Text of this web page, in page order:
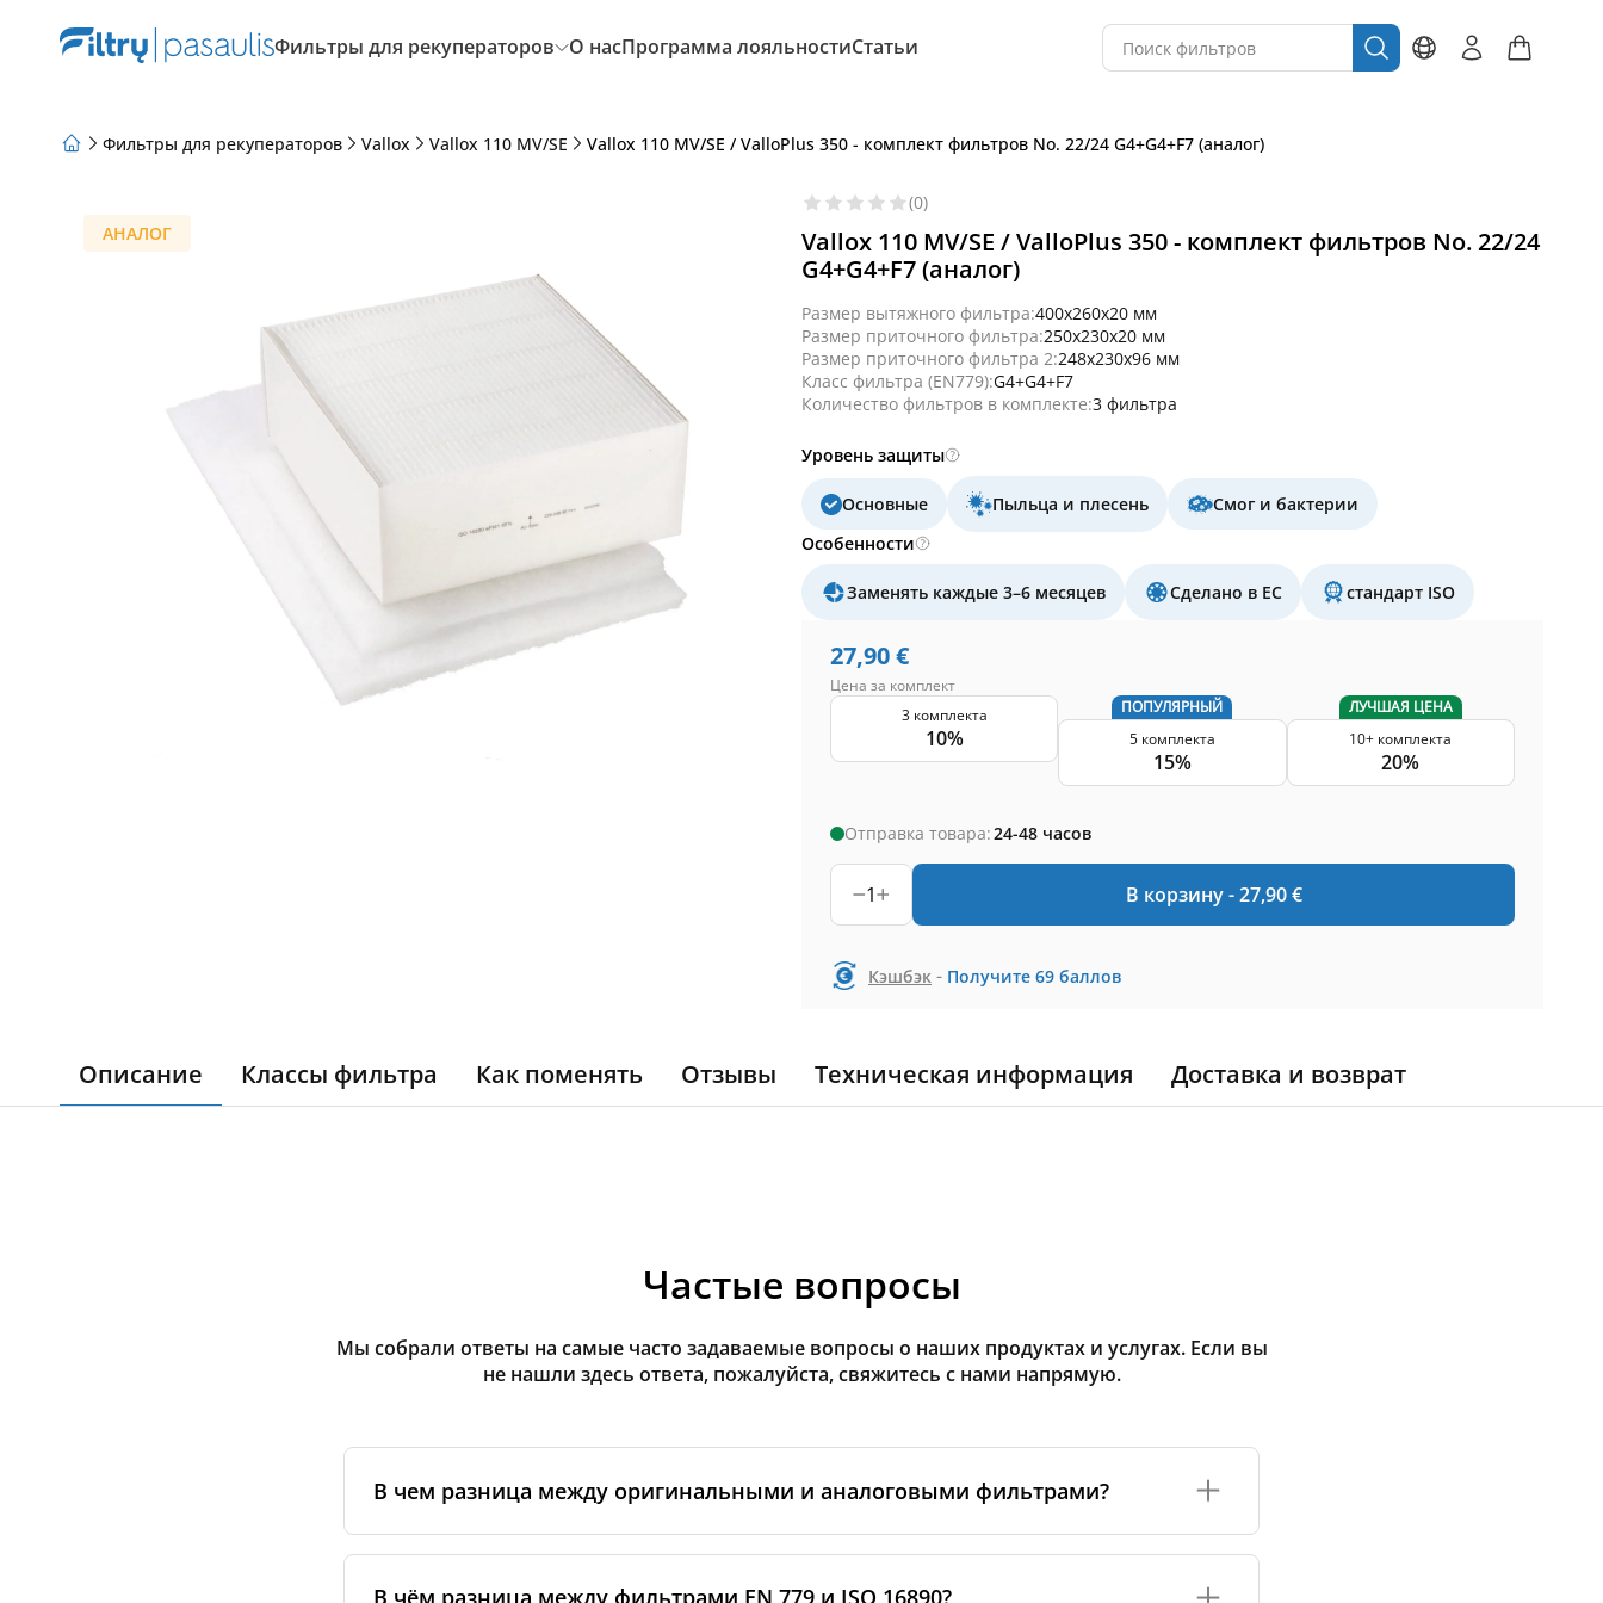
Фильтры для рекуператоров О насПрограмма лояльностиСтатьи
Фильтры для рекуператоров Vallox Vallox 110 MV/SE Vallox 110 MV/SE / ValloPlus 350 - комплект фильтров No. 22/24 G4+G4+F7 (аналог)
АНАЛОГ
(0)
Vallox 110 MV/SE / ValloPlus 350 - комплект фильтров No. 22/24
G4+G4+F7 (аналог)
Размер вытяжного фильтра:400x260x20 мм
Размер приточного фильтра:250x230x20 мм
Размер приточного фильтра 2:248x230x96 мм
Класс фильтра (EN779):G4+G4+F7
Количество фильтров в комплекте:3 фильтра
Уровень защиты
Основные Пыльца и плесень
Смог и бактерии
Особенности
Заменять каждые 3–6 месяцев Сделано в ЕС стандарт ISO
27,90€
Цена за комплект
3 комплекта
10%
ПОПУЛЯРНЫЙ
5 комплекта
15%
ЛУЧШАЯ ЦЕНА
10+ комплекта
20%
Отправка товара:24-48 часов
1 В корзину -27,90 €
Кэшбэк - Получите 69 баллов
Описание Классы фильтра Как поменять Отзывы Техническая информация Доставка и возврат
Частые вопросы
Мы собрали ответы на самые часто задаваемые вопросы о наших продуктах и услугах. Если вы
не нашли здесь ответа, пожалуйста, свяжитесь с нами напрямую.
В чем разница между оригинальными и аналоговыми фильтрами?
сертифицированными производственными партнёрами. Такие фильтры соответствуют
В чём разница между фильтрами EN 779 и ISO 16890?